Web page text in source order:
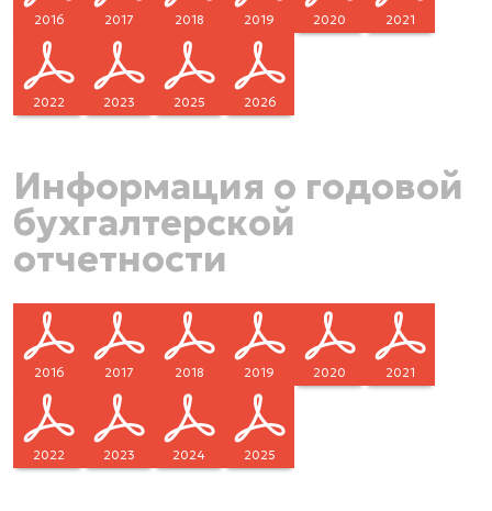
2016 2017 2018 2019 2020 2021
2022 2023 2025 2026
Информация о годовой
бухгалтерской
отчетности
2016 2017 2018 2019 2020 2021
2022 2023 2024 2025